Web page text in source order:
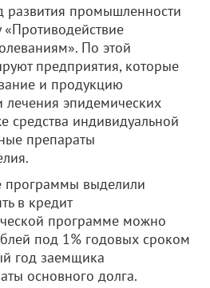
промышленности
По этой
предприятия, которые
и продукцию
эпидемических
средства индивидуальной
препараты
программы выделили
в кредит
программе можно
под 1% годовых сроком
год заемщика
основного долга.